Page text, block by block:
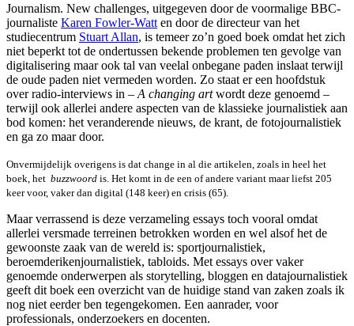
Journalism. New challenges, uitgegeven door de voormalige BBC-
journaliste Karen Fowler-Watt en door de directeur van het
studiecentrum Stuart Allan, is temeer zo’n goed boek omdat het zich
niet beperkt tot de ondertussen bekende problemen ten gevolge van
digitalisering maar ook tal van veelal onbegane paden inslaat terwijl
de oude paden niet vermeden worden. Zo staat er een hoofdstuk
over radio-interviews in – A changing artwordt deze genoemd –
terwijl ook allerlei andere aspecten van de klassieke journalistiek aan
bod komen: het veranderende nieuws, de krant, de fotojournalistiek
en ga zo maar door.
Onvermijdelijk overigens is dat change in al die artikelen, zoals in heel het
boek, het buzzwoord is. Het komt in de een of andere variant maar liefst 205
keer voor, vaker dan digital (148 keer) en crisis (65).
Maar verrassend is deze verzameling essays toch vooral omdat
allerlei versmade terreinen betrokken worden en wel alsof het de
gewoonste zaak van de wereld is: sportjournalistiek,
beroemderikenjournalistiek, tabloids. Met essays over vaker
genoemde onderwerpen als storytelling, bloggen en datajournalistiek
geeft dit boek een overzicht van de huidige stand van zaken zoals ik
nog niet eerder ben tegengekomen. Een aanrader, voor
professionals, onderzoekers en docenten.